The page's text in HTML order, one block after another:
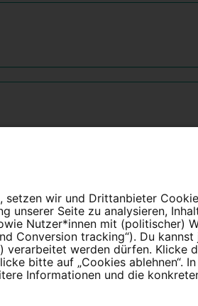
Erfolgreiche
wir und Drittanbieter
unserer Seite zu analysieren,
Nutzer*innen mit (politischer)
Conversion tracking“). Du
werden dürfen. Klicke
bitte auf „Cookies ablehnen“.
Informationen und die